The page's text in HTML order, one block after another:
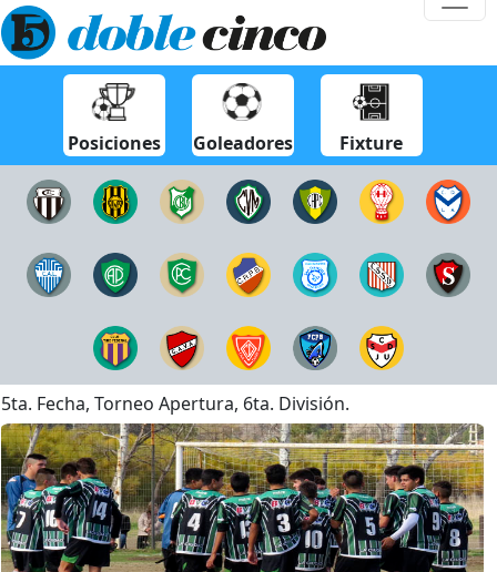
Posiciones Goleadores Fixture
5ta. Fecha, Torneo Apertura, 6ta. División.